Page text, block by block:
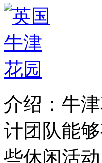
介绍：牛
计团队能
些休闲活